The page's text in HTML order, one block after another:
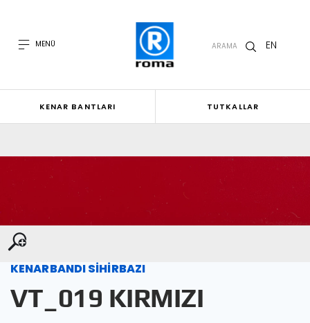
MENÜ ARAMA EN
KENAR BANTLARI TUTKALLAR
KENARBANDI SİHİRBAZI
VT_019 KIRMIZI